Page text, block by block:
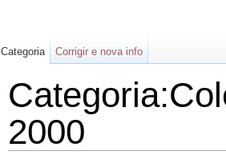
2000
Categoria Corrigir e nova info